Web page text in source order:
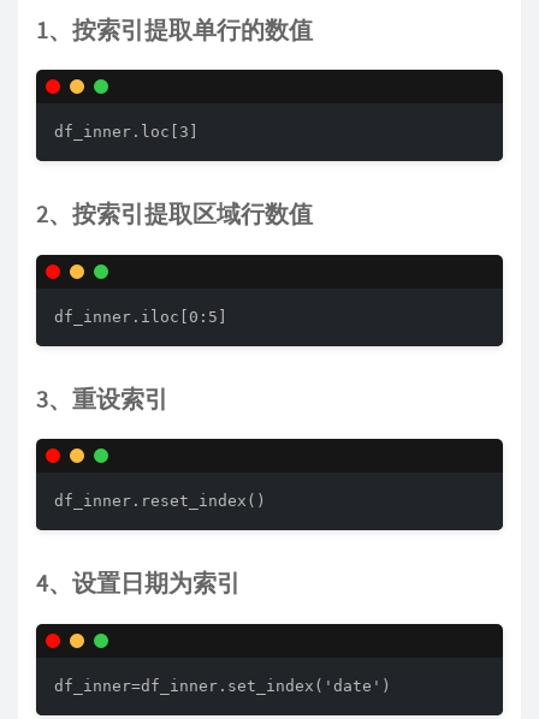
1、按索引提取单行的数值
df_inner.loc[3]
2、按索引提取区域行数值
df_inner.iloc[0:5]
3、重设索引
df_inner.reset_index()
4、设置日期为索引
df_inner=df_inner.set_index('date')